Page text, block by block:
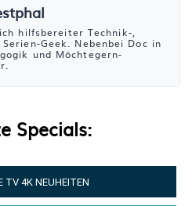
hilfsbereiter Technik-,
Geek. Nebenbei Doc in
und Möchtegern-
Specials:
TV 4K NEUHEITEN